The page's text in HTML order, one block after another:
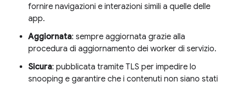
fornire navigazioni e interazioni simili a quelle delle
app.
Aggiornata: sempre aggiornata grazie alla
procedura di aggiornamento dei worker di servizio.
Sicura: pubblicata tramite TLS per impedire lo
snooping e garantire che i contenuti non siano stati